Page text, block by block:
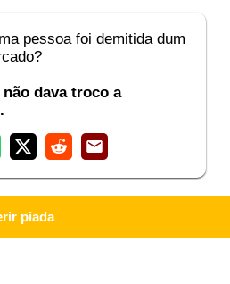
pessoa foi demitida dum
dava troco a
piada